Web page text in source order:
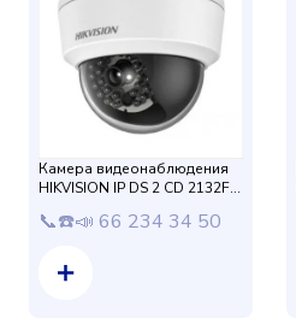
Камера видеонаблюдения
HIKVISION IP DS 2 CD 2132F
📞☎️📣 66 234 34 50